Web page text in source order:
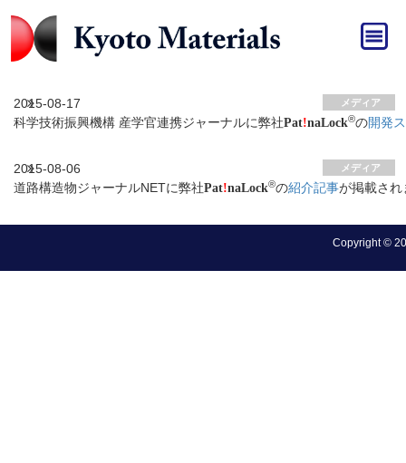
HOME
メディア アーカイブ
2015-08-17 メディア
科学技術振興機構 産学官連携ジャーナルに弊社Pat!naLock®の開発
2015-08-06 メディア
道路構造物ジャーナルNETに弊社Pat!naLock®の紹介記事が掲載され
Copyright ©